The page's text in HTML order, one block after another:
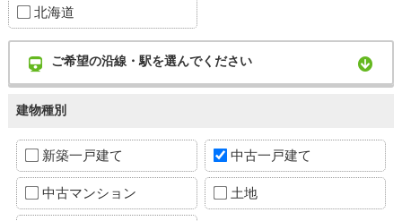
北海道
ご希望の沿線・駅を選んでください
建物種別
新築一戸建て 中古一戸建て
中古マンション 土地